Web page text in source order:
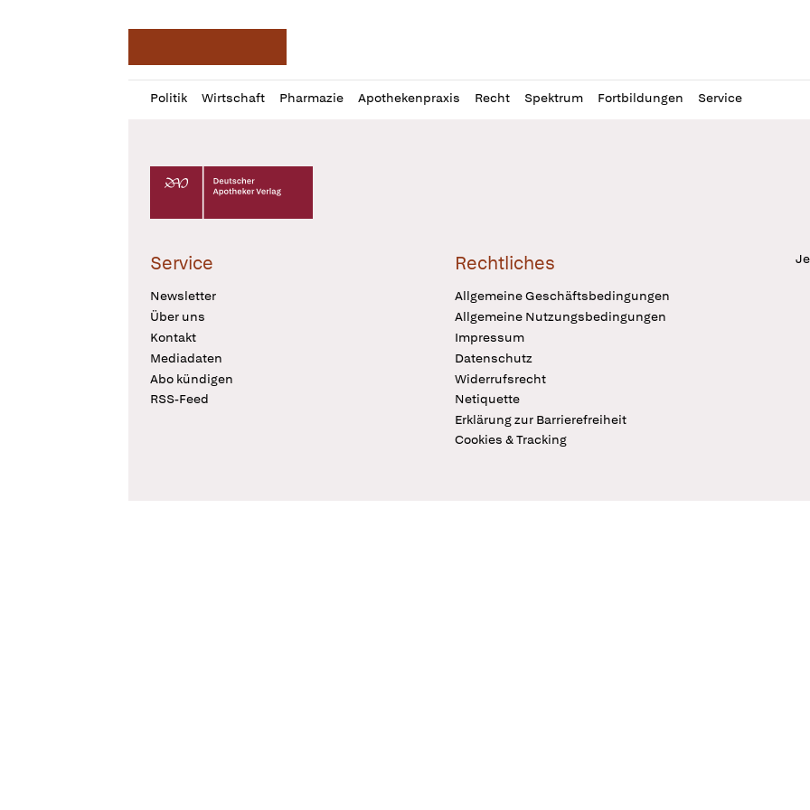
Politik Wirtschaft Pharmazie Apothekenpraxis Recht Spektrum Fortbildungen Service
Profil
öffnen
Daz
Pur
Deutscher Apotheker Verlag Logo
Service
Newsletter
Über uns
Kontakt
Mediadaten
Abo kündigen
RSS-Feed
Rechtliches
Allgemeine Geschäftsbedingungen
Allgemeine Nutzungsbedingungen
Impressum
Datenschutz
Widerrufsrecht
Netiquette
Erklärung zur Barrierefreiheit
Cookies & Tracking